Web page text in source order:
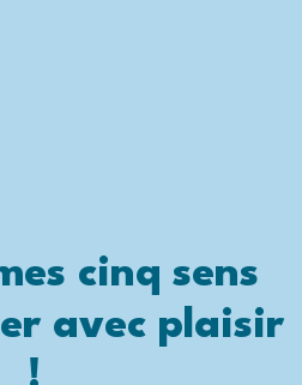
cinq sens
avec plaisir